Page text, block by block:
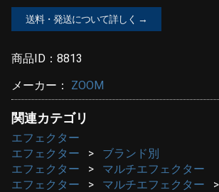
送料・発送について詳しく →
商品ID： 8813
メーカー： ZOOM
関連カテゴリ
エフェクター
エフェクター
ブランド別
エフェクター
マルチエフェクター
エフェクター
マルチエフェクター